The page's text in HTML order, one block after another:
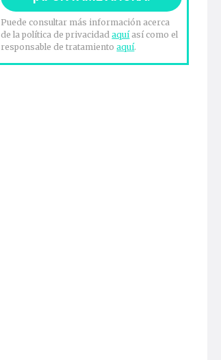
Puede consultar más información acerca
de la política de privacidadaquíasí como el
responsable de tratamientoaquí.